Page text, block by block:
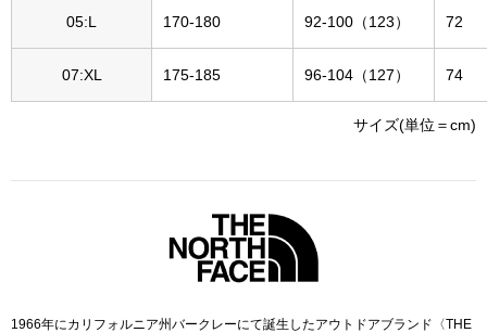
ズ
その他
05:L 170-180 92-100（123） 72
07:XL 175-185 96-104（127） 74
サイズ(単位＝cm)
1966年にカリフォルニア州バークレーにて誕生したアウトドアブランド〈THE